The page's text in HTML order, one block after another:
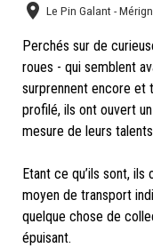
Le Pin Galant -
Perchés sur de
roues - qui semblent
surprennent encore
profilé, ils ont ouvert
mesure de leurs
Etant ce qu’ils sont,
moyen de transport
quelque chose de
épuisant.